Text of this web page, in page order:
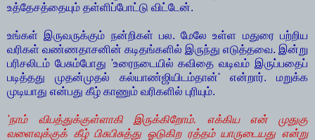
உத்தேசத்தையும் தள்ளிப்போட்டு விட்டேன்.
உங்கள் இருவருக்கும் நன்றிகள் பல. மேலே உள்ள மதுரை பற்றிய
வரிகள் வண்ணதாசனின் கடிதங்களில் இருந்து எடுத்தவை. இன்று
பரிசலிடம் பேசும்போது 'உரைநடையில் கவிதை வடிவம் இருப்பதைப்
படித்தது முதன்முதல் கல்யாண்ஜியிடம்தான்' என்றார். மறுக்க
முடியாது என்பது கீழ் காணும் வரிகளில் புரியும்.
'நாம் விபத்துக்குள்ளாகி இருக்கிறோம். எக்கிய என் முதுகு
வளைவுக்குக் கீழ் பிசுபிசுத்து ஓடுகிற ரத்தம் யாருடையது என்று